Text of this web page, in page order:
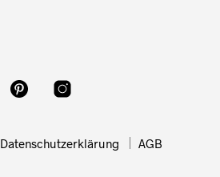
Datenschutzerklärung AGB